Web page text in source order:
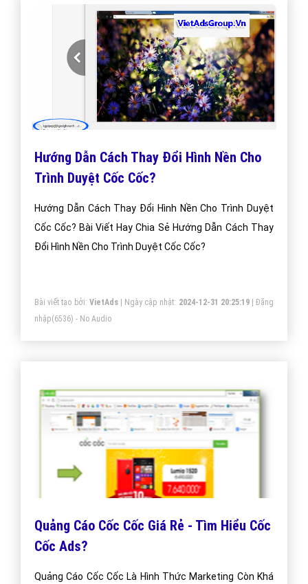
Hướng Dẫn Cách Thay Đổi Hình Nền Cho
Trình Duyệt Cốc Cốc?
Hướng Dẫn Cách Thay Đổi Hình Nền Cho Trình Duyệt
Cốc Cốc? Bài Viết Hay Chia Sẻ Hướng Dẫn Cách Thay
Đổi Hình Nền Cho Trình Duyệt Cốc Cốc?
Bài viết tạo bởi: VietAds| Ngày cập nhật: 2024-12-31 20:25:19|Đăng
nhập(6536) - No Audio
Quảng Cáo Cốc Cốc Giá Rẻ - Tìm Hiểu Cốc
Cốc Ads?
Quảng Cáo Cốc Cốc Là Hình Thức Marketing Còn Khá